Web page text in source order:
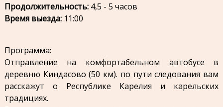
Продолжительность: 4,5 - 5 часов
Время выезда:11:00
Программа:
Отправление на комфортабельном автобусе в
деревню Киндасово (50 км). по пути следования вам
расскажут о Республике Карелия и карельских
традициях.